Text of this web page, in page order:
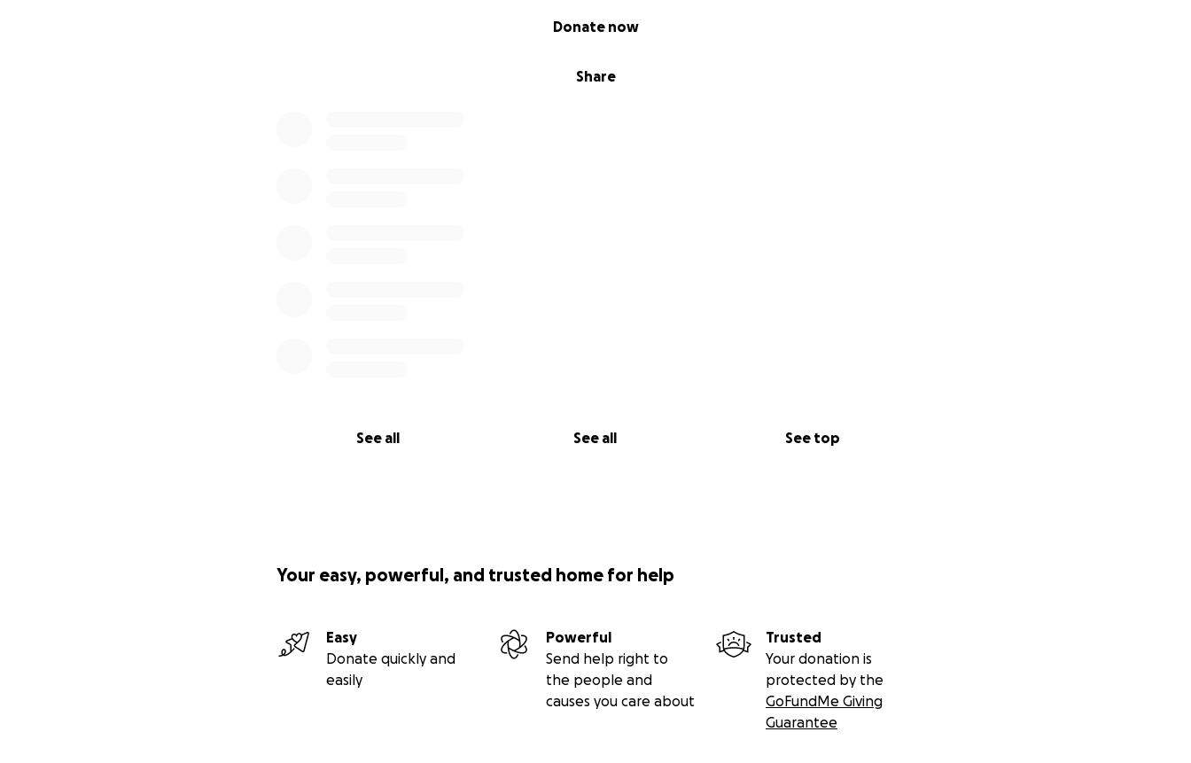
Share
Donate now
See all See all See top
Your easy, powerful, and trusted home for help
Easy
Donate quickly and
easily
Powerful
Send help right to
the people and
causes you care about
Trusted
Your donation is
protected by the
GoFundMe Giving
Guarantee